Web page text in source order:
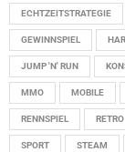
ECHTZEITSTRATEGIE
GEWINNSPIEL
JUMP 'N' RUN
MMO MOBILE
RENNSPIEL RETRO
SPORT STEAM